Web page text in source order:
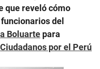
que reveló cómo
del
Boluarte para
Ciudadanos por el Perú